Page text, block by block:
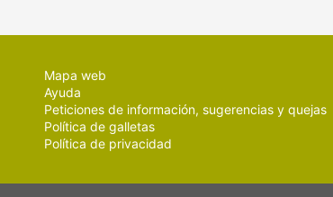
Mapa web
Ayuda
Peticiones de información, sugerencias y quejas
Política de galletas
Política de privacidad